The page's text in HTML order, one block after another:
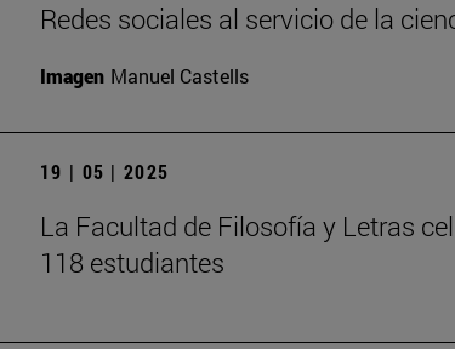
Redes sociales al servicio de la
Imagen Manuel Castells
19 | 05 | 2025
La Facultad de Filosofía y Letras
118 estudiantes